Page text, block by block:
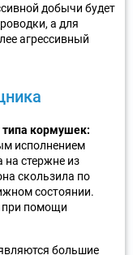
добычи будет
а для
агрессивный
типа кормушек:
исполнением
стержне из
скользила по
состоянии.
при помощи
большие